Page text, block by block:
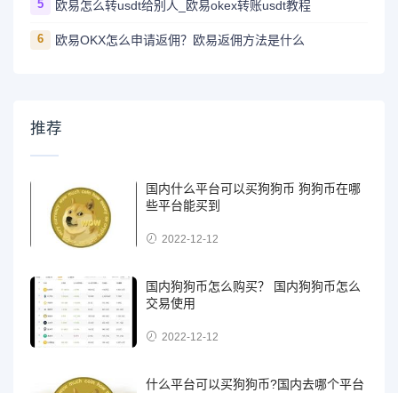
5 欧易怎么转usdt给别人_欧易okex转账usdt教程
6 欧易OKX怎么申请返佣？欧易返佣方法是什么
推荐
国内什么平台可以买狗狗币 狗狗币在哪
些平台能买到
2022-12-12
国内狗狗币怎么购买？ 国内狗狗币怎么
交易使用
2022-12-12
什么平台可以买狗狗币?国内去哪个平台